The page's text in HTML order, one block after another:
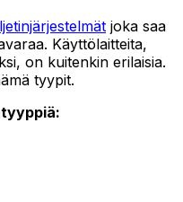
joka saa
Käyttölaitteita,
on kuitenkin erilaisia.
tyypit.